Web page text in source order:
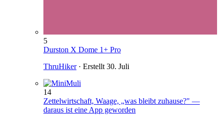
5
Durston X Dome 1+ Pro
ThruHiker· Erstellt30. Juli
14
Zettelwirtschaft, Waage, „was bleibt zuhause?" —
daraus ist eine App geworden